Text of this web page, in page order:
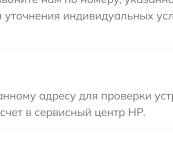
индивидуальных
адресу для проверки
в сервисный центр HP.